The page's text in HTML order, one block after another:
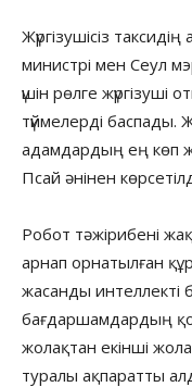
Жүргізушісіз
министрі мен Сеул
үшін рөлге жүргізуші
түймелерді
адамдардың ең көп
Псай әнінен
Робот тәжірибені
арнап орнатылған
жасанды интеллекті
бағдаршамдардың
жолақтан екінші
туралы ақпаратты